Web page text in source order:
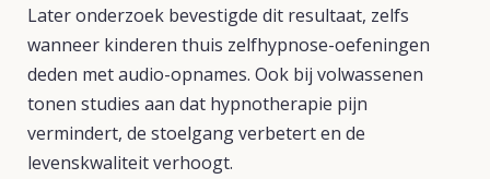
Later onderzoek bevestigde dit resultaat, zelfs
wanneer kinderen thuis zelfhypnose-oefeningen
deden met audio-opnames. Ook bij volwassenen
tonen studies aan dat hypnotherapie pijn
vermindert, de stoelgang verbetert en de
levenskwaliteit verhoogt.